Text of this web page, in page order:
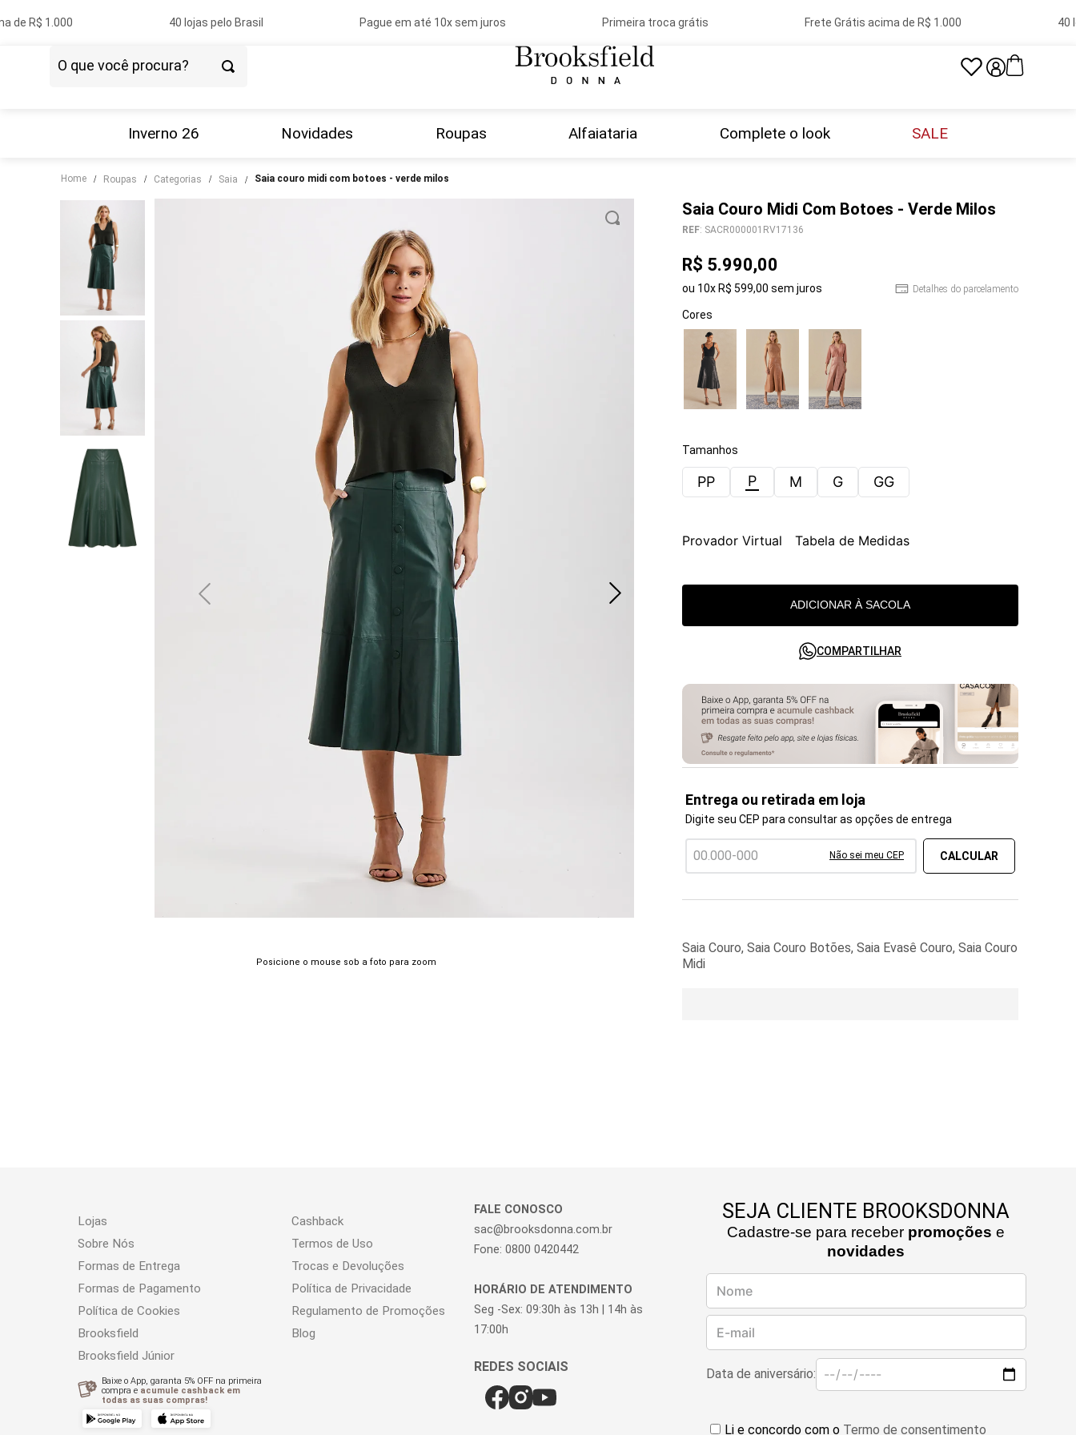
R$ 1.000 40 lojas pelo Brasil Pague em até 10x sem juros Primeira troca grátis Frete Grátis acima de R$ 1.000 40
Inverno 26 Novidades Roupas Alfaiataria Complete o look SALE
Home roupas categorias saia saia couro midi com botoes - verde milos
Posicione o mouse sob a foto para zoom
Saia Couro Midi Com Botoes - Verde Milos
REF: SACR000001RV17136
R$ 5.990,00
ou 10x R$ 599,00 sem juros Detalhes do parcelamento
Cores
Tamanhos
PP P M G GG
Provador Virtual Tabela de Medidas
ADICIONAR À SACOLA
COMPARTILHAR
Entrega ou retirada em loja
Digite seu CEP para consultar as opções de entrega
Não sei meu CEP
Saia Couro, Saia Couro Botões, Saia Evasê Couro, Saia Couro
Midi
Lojas
Cashback
Sobre Nós
Termos de Uso
Formas de Entrega
Trocas e Devoluções
Formas de Pagamento
Política de Privacidade
Política de Cookies
Regulamento de Promoções
Brooksfield
Blog
Brooksfield Júnior
Baixe o App, garanta 5% OFF na primeira
compra e acumule cashback em
todas as suas compras!
FALE CONOSCO
sac@brooksdonna.com.br
Fone: 0800 0420442
HORÁRIO DE ATENDIMENTO
Seg -Sex: 09:30h às 13h | 14h às
17:00h
SEJA CLIENTE BROOKSDONNA
Cadastre-se para receber promoções e
novidades
Data de aniversário:
Li e concordo com o Termo de consentimento
3º
calça
blusa
tricot
camisa
couro
saia
calça jeans
º jeans